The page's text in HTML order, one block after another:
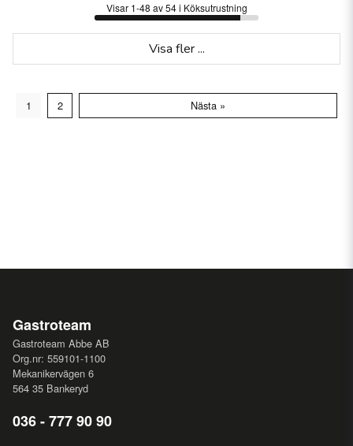
Visar 1-48 av 54 i Köksutrustning
Visa fler ...
1 2 Nästa »
Gastroteam
Gastroteam Abbe AB
Org.nr: 559101-1100
Mekanikervägen 6
564 35 Bankeryd
036 - 777 90 90